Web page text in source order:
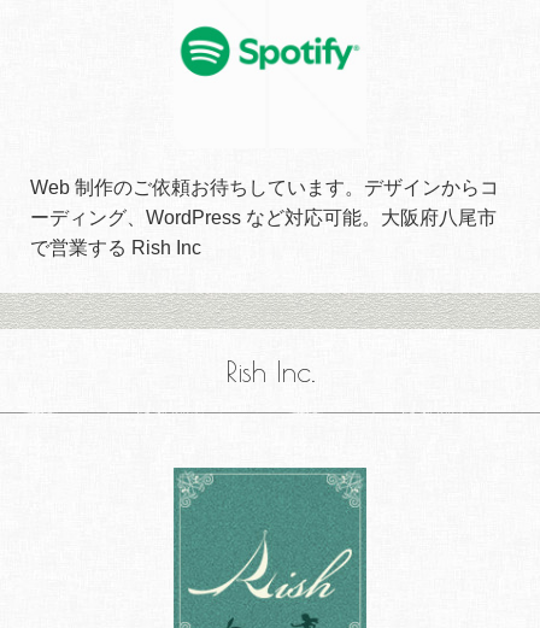
Web 制作のご依頼お待ちしています。デザインからコ
ーディング、WordPress など対応可能。大阪府八尾市
で営業する Rish Inc
Rish Inc.